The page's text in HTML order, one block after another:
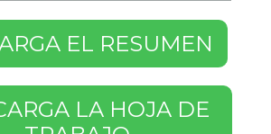
EL RESUMEN
LA HOJA DE